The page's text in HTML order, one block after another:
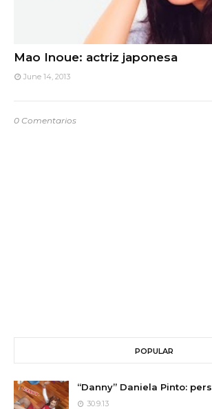
Mao Inoue: actriz japonesa
June 14, 2013
0 Comentarios
POPULAR
“Danny” Daniela Pinto:
30.9.13